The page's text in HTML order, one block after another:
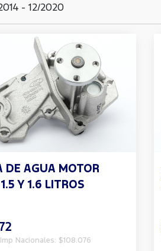
- 12/2020
DE AGUA MOTOR
Y 1.6 LITROS
Nacionales: $108.076